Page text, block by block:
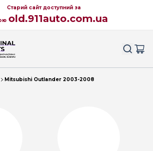
Старий сайт доступний за
old.911auto.com.ua
Mitsubishi Outlander 2003-2008